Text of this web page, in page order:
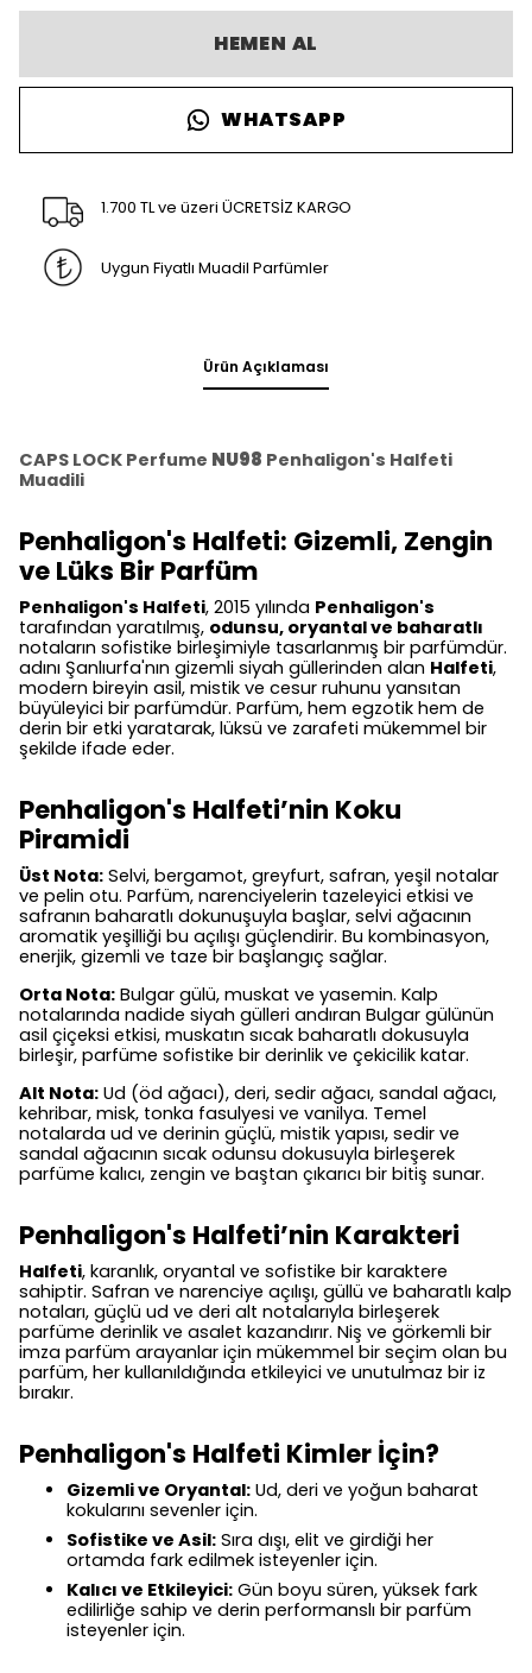
HEMEN AL
WHATSAPP
1.700 TL ve üzeri ÜCRETSİZ KARGO
Uygun Fiyatlı Muadil Parfümler
Ürün Açıklaması
CAPS LOCK Perfume NU98 Penhaligon's Halfeti
Muadili
Penhaligon's Halfeti: Gizemli, Zengin
ve Lüks Bir Parfüm
Penhaligon's Halfeti, 2015 yılında Penhaligon's
tarafından yaratılmış, odunsu, oryantal ve baharatlı
notaların sofistike birleşimiyle tasarlanmış bir parfümdür.
adını Şanlıurfa'nın gizemli siyah güllerinden alan Halfeti,
modern bireyin asil, mistik ve cesur ruhunu yansıtan
büyüleyici bir parfümdür. Parfüm, hem egzotik hem de
derin bir etki yaratarak, lüksü ve zarafeti mükemmel bir
şekilde ifade eder.
Penhaligon's Halfeti’nin Koku
Piramidi
Üst Nota: Selvi, bergamot, greyfurt, safran, yeşil notalar
ve pelin otu. Parfüm, narenciyelerin tazeleyici etkisi ve
safranın baharatlı dokunuşuyla başlar, selvi ağacının
aromatik yeşilliği bu açılışı güçlendirir. Bu kombinasyon,
enerjik, gizemli ve taze bir başlangıç sağlar.
Orta Nota: Bulgar gülü, muskat ve yasemin. Kalp
notalarında nadide siyah gülleri andıran Bulgar gülünün
asil çiçeksi etkisi, muskatın sıcak baharatlı dokusuyla
birleşir, parfüme sofistike bir derinlik ve çekicilik katar.
Alt Nota: Ud (öd ağacı), deri, sedir ağacı, sandal ağacı,
kehribar, misk, tonka fasulyesi ve vanilya. Temel
notalarda ud ve derinin güçlü, mistik yapısı, sedir ve
sandal ağacının sıcak odunsu dokusuyla birleşerek
parfüme kalıcı, zengin ve baştan çıkarıcı bir bitiş sunar.
Penhaligon's Halfeti’nin Karakteri
Halfeti, karanlık, oryantal ve sofistike bir karaktere
sahiptir. Safran ve narenciye açılışı, güllü ve baharatlı kalp
notaları, güçlü ud ve deri alt notalarıyla birleşerek
parfüme derinlik ve asalet kazandırır. Niş ve görkemli bir
imza parfüm arayanlar için mükemmel bir seçim olan bu
parfüm, her kullanıldığında etkileyici ve unutulmaz bir iz
bırakır.
Penhaligon's Halfeti Kimler İçin?
Gizemli ve Oryantal: Ud, deri ve yoğun baharat
kokularını sevenler için.
Sofistike ve Asil: Sıra dışı, elit ve girdiği her
ortamda fark edilmek isteyenler için.
Kalıcı ve Etkileyici: Gün boyu süren, yüksek fark
edilirliğe sahip ve derin performanslı bir parfüm
isteyenler için.